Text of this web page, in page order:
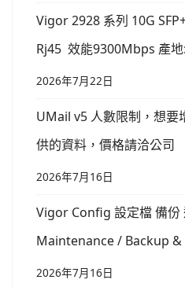
Vigor 2928 系列 10G
Rj45 效能9300Mbps 產
2026年7月22日
UMail v5 人數限制，想要
供的資料，價格請洽公司
2026年7月16日
Vigor Config 設定檔 備份
Maintenance / Backup
2026年7月16日